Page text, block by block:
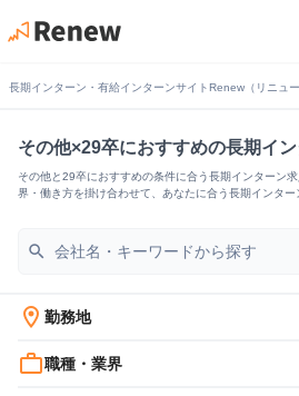
長期インターン・有給インターンサイトRenew（リニュー
その他×29卒におすすめの長期イ
その他と29卒におすすめの条件に合う長期インターン
界・働き方を掛け合わせて、あなたに合う長期インター
search
location_on 勤務地
work_outline職種・業界